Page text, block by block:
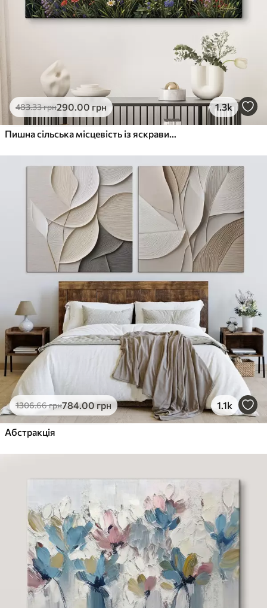
483.33грн290.00 грн 1.3k
Пишна сільська місцевість із яскравим лугом диких квітів, наповненим різнокольоровими квітами під хмарним небом
1306.66грн784.00грн 1.1k
Абстракція